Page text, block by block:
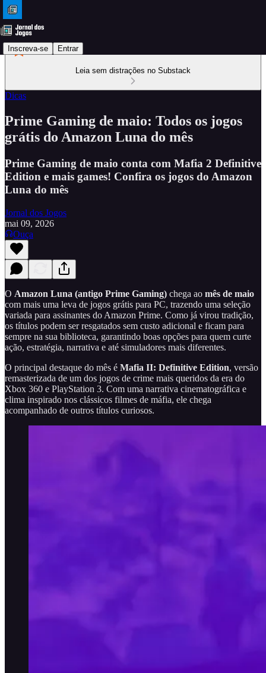
Inscreva-se Entrar
Leia sem distrações no Substack
Dicas
Prime Gaming de maio: Todos os jogos
grátis do Amazon Luna do mês
Prime Gaming de maio conta com Mafia 2 Definitive
Edition e mais games! Confira os jogos do Amazon
Luna do mês
Jornal dos Jogos
mai 09, 2026
Ouça
O Amazon Luna (antigo Prime Gaming) chega ao mês de maio
com mais uma leva de jogos grátis para PC, trazendo uma seleção
variada para assinantes do Amazon Prime. Como já virou tradição,
os títulos podem ser resgatados sem custo adicional e ficam para
sempre na sua biblioteca, garantindo boas opções para quem curte
ação, estratégia, narrativa e até simuladores mais diferentes.
O principal destaque do mês é Mafia II: Definitive Edition, versão
remasterizada de um dos jogos de crime mais queridos da era do
Xbox 360 e PlayStation 3. Com uma narrativa cinematográfica e
clima inspirado nos clássicos filmes de máfia, ele chega
acompanhado de outros títulos curiosos.